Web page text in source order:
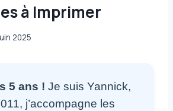
à Imprimer
2025
5 ans ! Je suis Yannick,
j’accompagne les